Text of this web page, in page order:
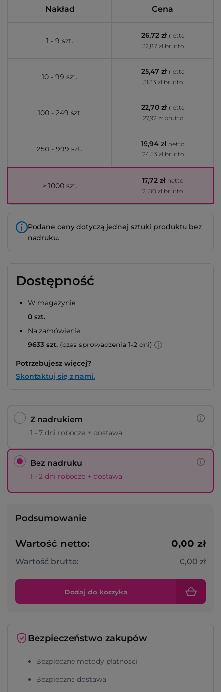
Nakład Cena
1 - 9 szt.
26,72 zł netto
32,87 zł brutto
10 - 99 szt.
25,47 zł netto
31,33 zł brutto
100 - 249 szt.
22,70 zł netto
27,92 zł brutto
250 - 999 szt.
19,94 zł netto
24,53 zł brutto
> 1000 szt.
17,72 zł netto
21,80 zł brutto
Podane ceny dotyczą jednej sztuki produktu bez
nadruku.
Dostępność
W magazynie
0 szt.
Na zamówienie
9633 szt. (czas sprowadzenia 1-2 dni)
Potrzebujesz więcej?
Skontaktuj się z nami.
Z nadrukiem
1 - 7 dni robocze + dostawa
Bez nadruku
1 - 2 dni robocze + dostawa
Podsumowanie
Wartość netto: 0,00 zł
Wartość brutto: 0,00 zł
Dodaj do koszyka
Bezpieczeństwo zakupów
Bezpieczne metody płatności
Bezpieczna dostawa